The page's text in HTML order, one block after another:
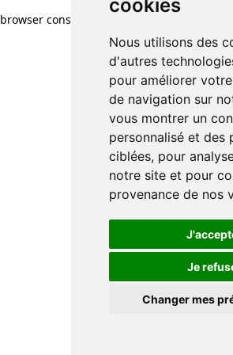
cookies
Nous utilisons des
d'autres
pour améliorer
de navigation sur
vous montrer un
personnalisé et des
ciblées, pour
notre site et pour
provenance de nos
Je
Changer mes
browser console for more information)